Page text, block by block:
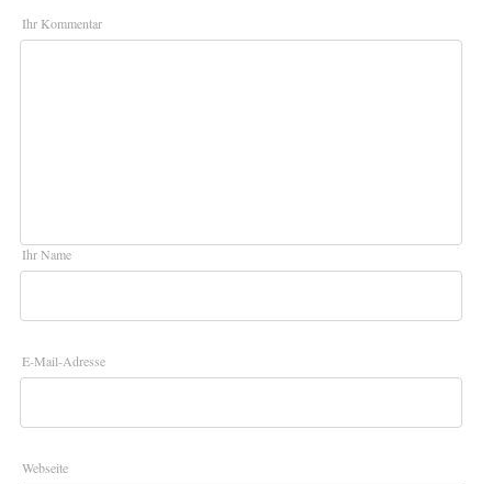
Ihr Kommentar
Ihr Name
E-Mail-Adresse
Webseite